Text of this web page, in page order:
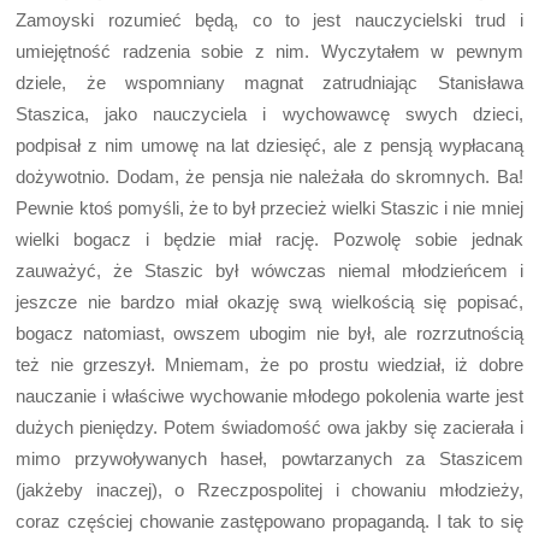
Zamoyski rozumieć będą, co to jest nauczycielski trud i
umiejętność radzenia sobie z nim. Wyczytałem w pewnym
dziele, że wspomniany magnat zatrudniając Stanisława
Staszica, jako nauczyciela i wychowawcę swych dzieci,
podpisał z nim umowę na lat dziesięć, ale z pensją wypłacaną
dożywotnio. Dodam, że pensja nie należała do skromnych. Ba!
Pewnie ktoś pomyśli, że to był przecież wielki Staszic i nie mniej
wielki bogacz i będzie miał rację. Pozwolę sobie jednak
zauważyć, że Staszic był wówczas niemal młodzieńcem i
jeszcze nie bardzo miał okazję swą wielkością się popisać,
bogacz natomiast, owszem ubogim nie był, ale rozrzutnością
też nie grzeszył. Mniemam, że po prostu wiedział, iż dobre
nauczanie i właściwe wychowanie młodego pokolenia warte jest
dużych pieniędzy. Potem świadomość owa jakby się zacierała i
mimo przywoływanych haseł, powtarzanych za Staszicem
(jakżeby inaczej), o Rzeczpospolitej i chowaniu młodzieży,
coraz częściej chowanie zastępowano propagandą. I tak to się